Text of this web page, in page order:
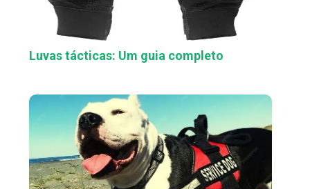
Luvas tácticas: Um guia completo